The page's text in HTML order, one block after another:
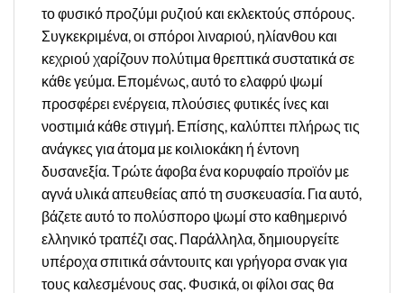
το φυσικό προζύμι ρυζιού και εκλεκτούς σπόρους.
Συγκεκριμένα, οι σπόροι λιναριού, ηλίανθου και
κεχριού χαρίζουν πολύτιμα θρεπτικά συστατικά σε
κάθε γεύμα. Επομένως, αυτό το ελαφρύ ψωμί
προσφέρει ενέργεια, πλούσιες φυτικές ίνες και
νοστιμιά κάθε στιγμή. Επίσης, καλύπτει πλήρως τις
ανάγκες για άτομα με κοιλιοκάκη ή έντονη
δυσανεξία. Τρώτε άφοβα ένα κορυφαίο προϊόν με
αγνά υλικά απευθείας από τη συσκευασία. Για αυτό,
βάζετε αυτό το πολύσπορο ψωμί στο καθημερινό
ελληνικό τραπέζι σας. Παράλληλα, δημιουργείτε
υπέροχα σπιτικά σάντουιτς και γρήγορα σνακ για
τους καλεσμένους σας. Φυσικά, οι φίλοι σας θα